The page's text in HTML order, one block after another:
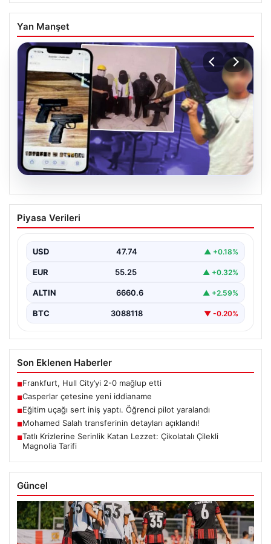
Yan Manşet
07.08.2026
Casperlar çetesine yeni iddianame
Piyasa Verileri
USD 47.74 ▲ +0.18%
EUR 55.25 ▲ +0.32%
ALTIN 6660.6 ▲ +2.59%
BTC 3088118 ▼ -0.20%
Son Eklenen Haberler
■Frankfurt, Hull City’yi 2-0 mağlup etti
■Casperlar çetesine yeni iddianame
■Eğitim uçağı sert iniş yaptı. Öğrenci pilot yaralandı
■Mohamed Salah transferinin detayları açıklandı!
■Tatlı Krizlerine Serinlik Katan Lezzet: Çikolatalı Çilekli
Magnolia Tarifi
Güncel